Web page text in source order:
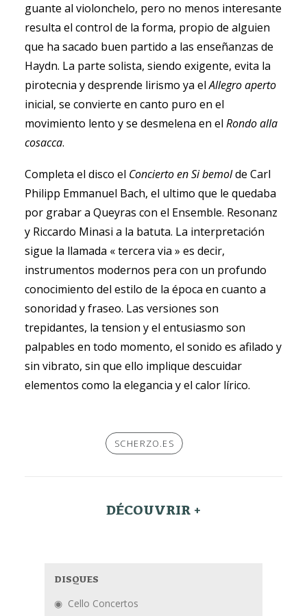
guante al violonchelo, pero no menos interesante
resulta el control de la forma, propio de alguien
que ha sacado buen partido a las enseñanzas de
Haydn. La parte solista, siendo exigente, evita la
pirotecnia y desprende lirismo ya elAllegro aperto
inicial, se convierte en canto puro en el
movimiento lento y se desmelena en el Rondo alla
cosacca.
Completa el disco el Concierto en Si bemolde Carl
Philipp Emmanuel Bach, el ultimo que le quedaba
por grabar a Queyras con el Ensemble. Resonanz
y Riccardo Minasi a la batuta. La interpretación
sigue la llamada « tercera via » es decir,
instrumentos modernos pera con un profundo
conocimiento del estilo de la época en cuanto a
sonoridad y fraseo. Las versiones son
trepidantes, la tension y el entusiasmo son
palpables en todo momento, el sonido es afilado y
sin vibrato, sin que ello implique descuidar
elementos como la elegancia y el calor lírico.
SCHERZO.ES
DÉCOUVRIR +
DISQUES
Cello Concertos